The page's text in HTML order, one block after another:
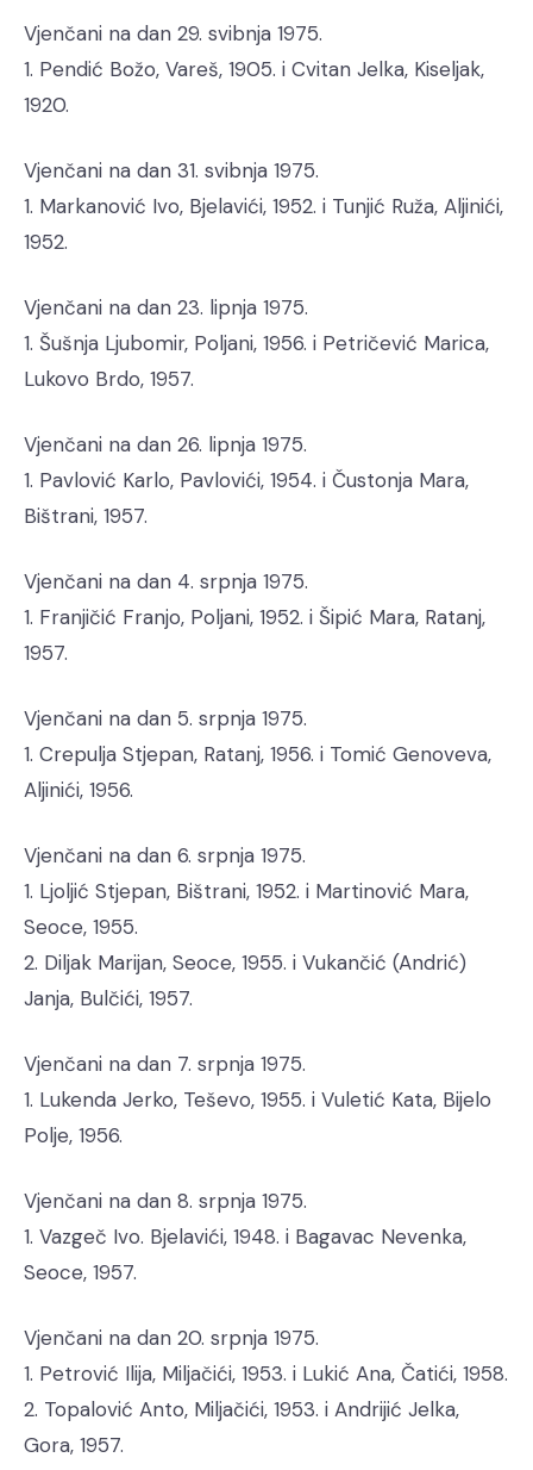
Vjenčani na dan 29. svibnja 1975.
1. Pendić Božo, Vareš, 1905. i Cvitan Jelka, Kiseljak,
1920.
Vjenčani na dan 31. svibnja 1975.
1. Markanović Ivo, Bjelavići, 1952. i Tunjić Ruža, Aljinići,
1952.
Vjenčani na dan 23. lipnja 1975.
1. Šušnja Ljubomir, Poljani, 1956. i Petričević Marica,
Lukovo Brdo, 1957.
Vjenčani na dan 26. lipnja 1975.
1. Pavlović Karlo, Pavlovići, 1954. i Čustonja Mara,
Bištrani, 1957.
Vjenčani na dan 4. srpnja 1975.
1. Franjičić Franjo, Poljani, 1952. i Šipić Mara, Ratanj,
1957.
Vjenčani na dan 5. srpnja 1975.
1. Crepulja Stjepan, Ratanj, 1956. i Tomić Genoveva,
Aljinići, 1956.
Vjenčani na dan 6. srpnja 1975.
1. Ljoljić Stjepan, Bištrani, 1952. i Martinović Mara,
Seoce, 1955.
2. Diljak Marijan, Seoce, 1955. i Vukančić (Andrić)
Janja, Bulčići, 1957.
Vjenčani na dan 7. srpnja 1975.
1. Lukenda Jerko, Teševo, 1955. i Vuletić Kata, Bijelo
Polje, 1956.
Vjenčani na dan 8. srpnja 1975.
1. Vazgeč Ivo. Bjelavići, 1948. i Bagavac Nevenka,
Seoce, 1957.
Vjenčani na dan 20. srpnja 1975.
1. Petrović Ilija, Miljačići, 1953. i Lukić Ana, Čatići, 1958.
2. Topalović Anto, Miljačići, 1953. i Andrijić Jelka,
Gora, 1957.